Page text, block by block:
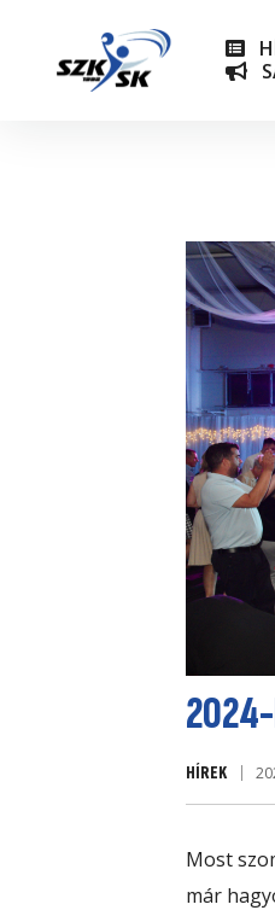
2024-
HÍREK
Most
már